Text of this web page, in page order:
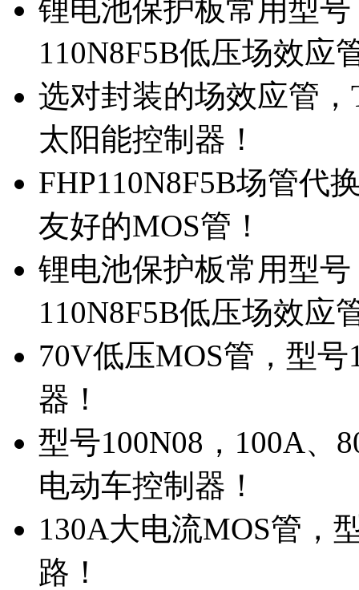
锂电池保护板常用型
110N8F5B低压场效应
选对封装的场效应管
太阳能控制器！
FHP110N8F5B场管代
友好的MOS管！
锂电池保护板常用型
110N8F5B低压场效应
70V低压MOS管，型
器！
型号100N08，100A、
电动车控制器！
130A大电流MOS管，
路！